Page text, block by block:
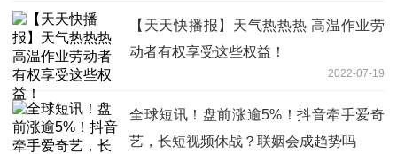
【天天快播报】天气热热热 高温作业劳
动者有权享受这些权益！
2022-07-19
全球短讯！盘前涨逾5%！抖音牵手爱奇
艺，长短视频休战？联姻会成趋势吗